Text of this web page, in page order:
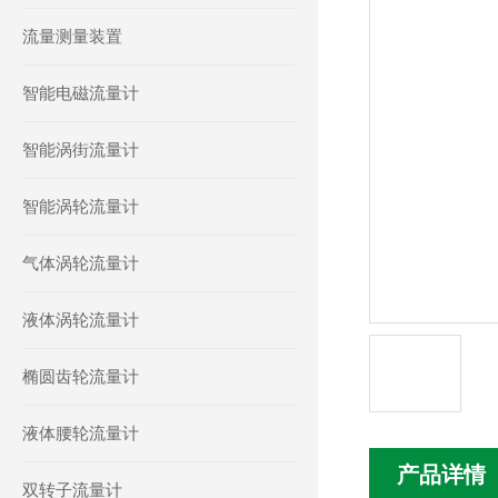
流量测量装置
智能电磁流量计
智能涡街流量计
智能涡轮流量计
气体涡轮流量计
液体涡轮流量计
椭圆齿轮流量计
液体腰轮流量计
双转子流量计
产品详情